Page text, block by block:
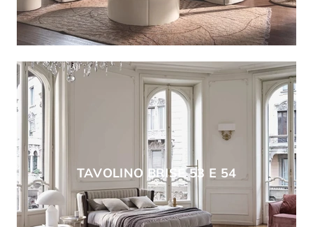
TAVOLINO BRISE 53 E 54